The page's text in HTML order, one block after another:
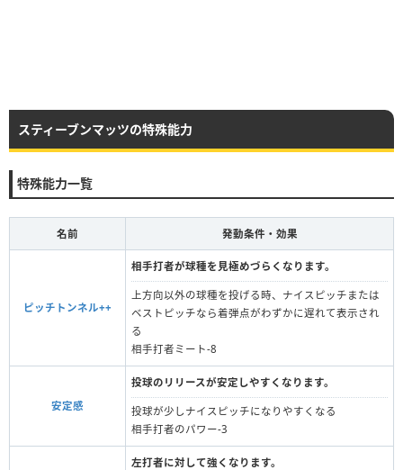
スティーブンマッツの特殊能力
特殊能力一覧
名前 発動条件・効果
ピッチトンネル++
相手打者が球種を見極めづらくなります。
上方向以外の球種を投げる時、ナイスピッチまたは
ベストピッチなら着弾点がわずかに遅れて表示され
る
相手打者ミート-8
安定感
投球のリリースが安定しやすくなります。
投球が少しナイスピッチになりやすくなる
相手打者のパワー-3
左打者に対して強くなります。